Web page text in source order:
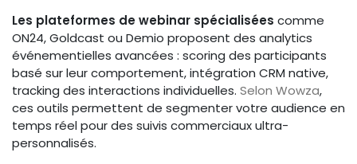
Les plateformes de webinar spécialisées comme
ON24, Goldcast ou Demio proposent des analytics
événementielles avancées : scoring des participants
basé sur leur comportement, intégration CRM native,
tracking des interactions individuelles. Selon Wowza,
ces outils permettent de segmenter votre audience en
temps réel pour des suivis commerciaux ultra-
personnalisés.